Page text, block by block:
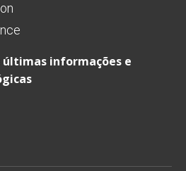
últimas informações e